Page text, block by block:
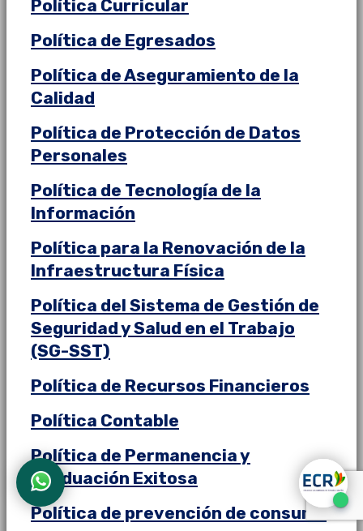
Política Curricular
Política de Egresados
Política de Aseguramiento de la
Calidad
Política de Protección de Datos
Personales
Política de Tecnología de la
Información
Política para la Renovación de la
Infraestructura Física
Política del Sistema de Gestión de
Seguridad y Salud en el Trabajo
(SG-SST)
Política de Recursos Financieros
Política Contable
Política de Permanencia y
Graduación Exitosa
Política de prevención de consumo